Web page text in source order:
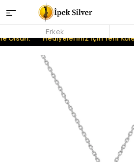
Olsun. Hediyeleriniz İçin Yeni
Erkek